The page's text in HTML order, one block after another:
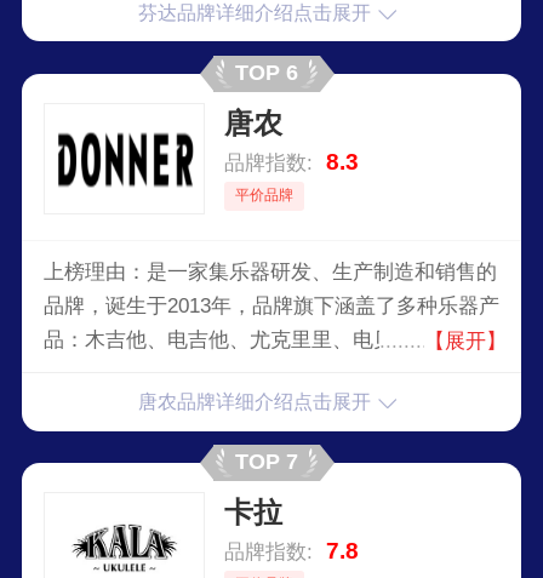
芬达品牌详细介绍点击展开
TOP 6
唐农
品牌指数: 8.3
平价品牌
上榜理由：是一家集乐器研发、生产制造和销售的
品牌，诞生于2013年，品牌旗下涵盖了多种乐器产
品：木吉他、电吉他、尤克里里、电贝司、电子鼓
家注重产品创新的研发性乐器的品牌。
【展开】
唐农品牌详细介绍点击展开
TOP 7
卡拉
品牌指数: 7.8